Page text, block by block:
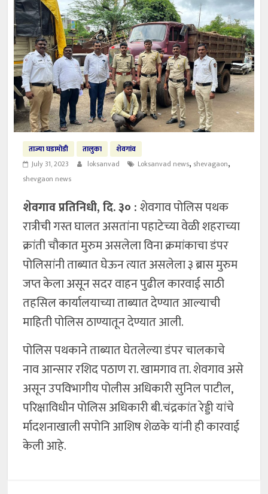
ताज्या घडामोडी तालुका
शेवगांव
July 31, 2023
loksanvad Loksanvad news, shevagaon,
shevgaon news
शेवगाव प्रतिनिधी, दि. ३० :शेवगाव पोलिस पथक
रात्रीची गस्त घालत असतांना पहाटेच्या वेळी शहराच्या
क्रांती चौकात मुरुम असलेला विना क्रमांकाचा डंपर
पोलिसांनी ताब्यात घेऊन त्यात असलेला ३ ब्रास मुरुम
जप्त केला असून सदर वाहन पुढील कारवाई साठी
तहसिल कार्यालयाच्या ताब्यात देण्यात आल्याची
माहिती पोलिस ठाण्यातून देण्यात आली.
पोलिस पथकाने ताब्यात घेतलेल्या डंपर चालकाचे
नाव आन्सार रशिद पठाण रा. खामगाव ता. शेवगाव असे
असून उपविभागीय पोलीस अधिकारी सुनिल पाटील,
परिक्षाविधीन पोलिस अधिकारी बी.चंद्रकांत रेड्डी यांचे
र्मादशनाखाली सपोनि आशिष शेळके यांनी ही कारवाई
केली आहे.